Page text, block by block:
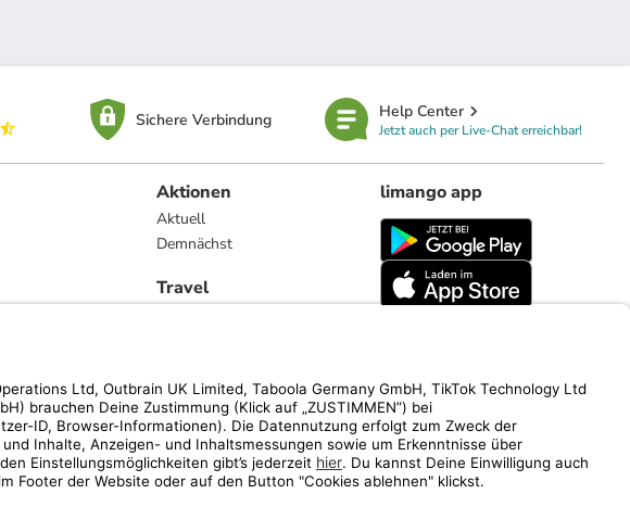
Sichere Verbindung Help Center
Jetzt auch per Live-Chat erreichbar!
Aktionen
Aktuell
Demnächst
Travel
limango app
limango.nl limango.pl